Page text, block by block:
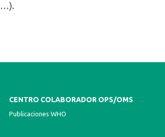
CENTRO COLABORADOR OPS/OMS
Publicaciones WHO